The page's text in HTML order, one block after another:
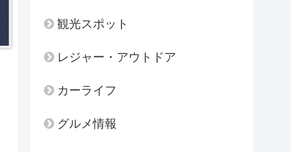
観光スポット
レジャー・アウトドア
カーライフ
グルメ情報